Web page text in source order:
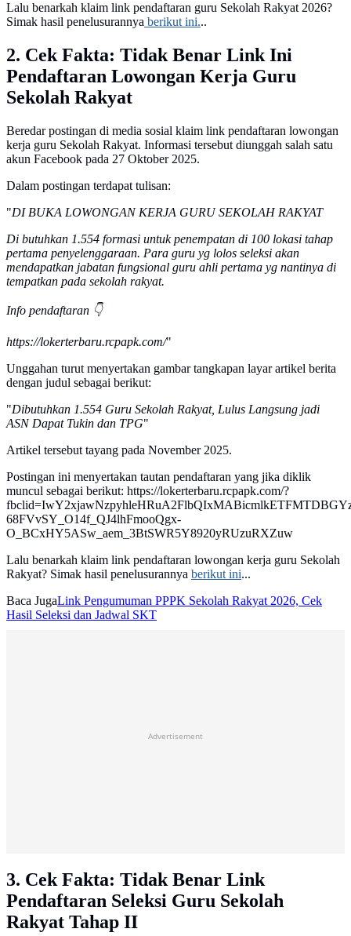
Lalu benarkah klaim link pendaftaran guru Sekolah Rakyat 2026?
Simak hasil penelusurannya berikut ini...
2. Cek Fakta: Tidak Benar Link Ini
Pendaftaran Lowongan Kerja Guru
Sekolah Rakyat
Beredar postingan di media sosial klaim link pendaftaran lowongan
kerja guru Sekolah Rakyat. Informasi tersebut diunggah salah satu
akun Facebook pada 27 Oktober 2025.
Dalam postingan terdapat tulisan:
"DI BUKA LOWONGAN KERJA GURU SEKOLAH RAKYAT
Di butuhkan 1.554 formasi untuk penempatan di 100 lokasi tahap
pertama penyelenggaraan. Para guru yg lolos seleksi akan
mendapatkan jabatan fungsional guru ahli pertama yg nantinya di
tempatkan pada sekolah rakyat.
Info pendaftaran 👇
https://lokerterbaru.rcpapk.com/"
Unggahan turut menyertakan gambar tangkapan layar artikel berita
dengan judul sebagai berikut:
"Dibutuhkan 1.554 Guru Sekolah Rakyat, Lulus Langsung jadi
ASN Dapat Tukin dan TPG"
Artikel tersebut tayang pada November 2025.
Postingan ini menyertakan tautan pendaftaran yang jika diklik
muncul sebagai berikut: https://lokerterbaru.rcpapk.com/?
68FVvSY_O14f_QJ4lhFmooQgx-
O_BCxHY5ASw_aem_3BtSWR5Y8920yRUzuRXZuw
Lalu benarkah klaim link pendaftaran lowongan kerja guru Sekolah
Rakyat? Simak hasil penelusurannya berikut ini...
Baca JugaLink Pengumuman PPPK Sekolah Rakyat 2026, Cek
Hasil Seleksi dan Jadwal SKT
Advertisement
3. Cek Fakta: Tidak Benar Link
Pendaftaran Seleksi Guru Sekolah
Rakyat Tahap II